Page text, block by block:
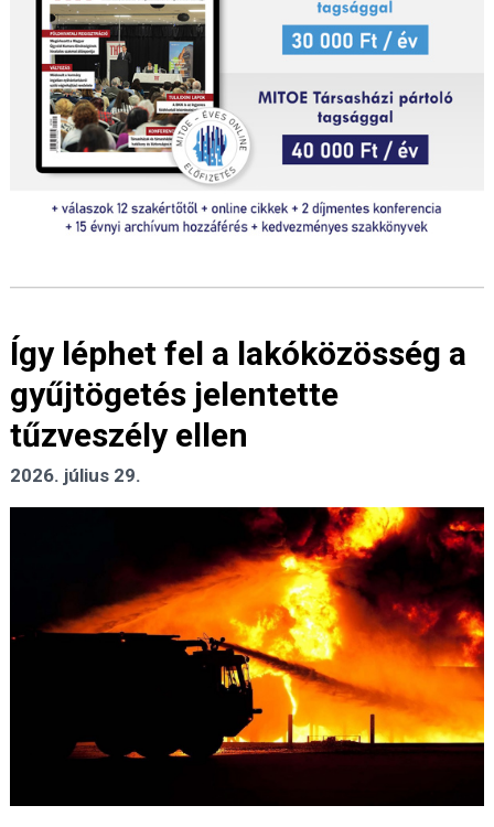
Így léphet fel a lakóközösség a
gyűjtögetés jelentette
tűzveszély ellen
2026. július 29.